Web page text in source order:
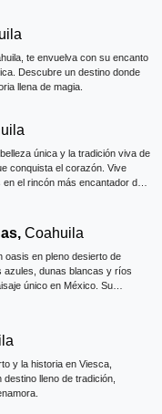
te envuelva con su encanto
Descubre un destino donde
llena de magia.
única y la tradición viva de
conquista el corazón. Vive
el rincón más encantador de
Coahuila
oasis en pleno desierto de
azules, dunas blancas y ríos
único en México. Su
y descubrir
y la historia en Viesca,
lleno de tradición,